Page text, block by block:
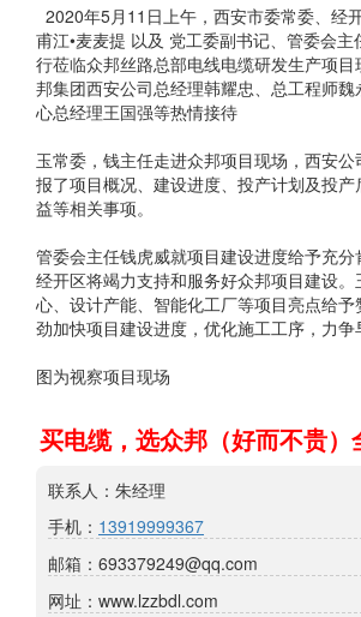
2020年5月11日上午，西安市委常委、经
甫江•麦麦提 以及 党工委副书记、管委会
行莅临众邦丝路总部电线电缆研发生产项
邦集团西安公司总经理韩耀忠、总工程师魏
心总经理王国强等热情接待
玉常委，钱主任走进众邦项目现场，西安
报了项目概况、建设进度、投产计划及投
益等相关事项。
管委会主任钱虎威就项目建设进度给予充
经开区将竭力支持和服务好众邦项目建设。
心、设计产能、智能化工厂等项目亮点给
劲加快项目建设进度，优化施工工序，力争
图为视察项目现场
买电缆，选众邦（好而不贵）
联系人：朱经理
手机： 13919999367
邮箱：693379249@qq.com
网址：www.lzzbdl.com